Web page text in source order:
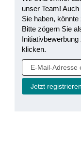
unser Team!
Sie haben,
Bitte zögern Sie
klicken.